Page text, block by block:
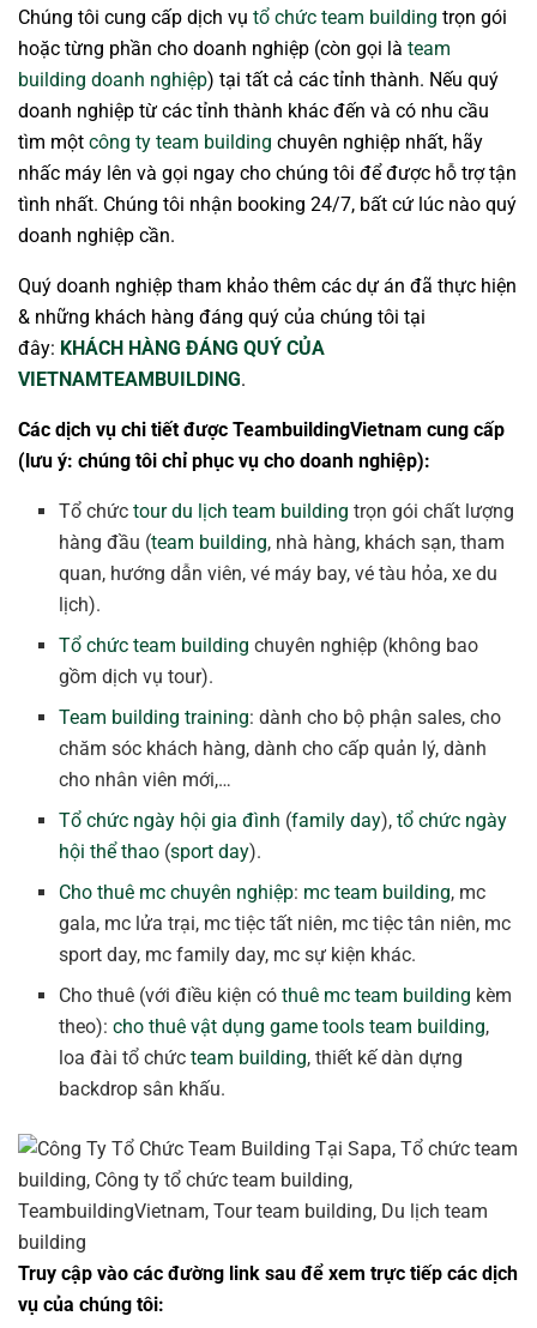
Chúng tôi cung cấp dịch vụ tổ chức team building trọn gói
hoặc từng phần cho doanh nghiệp (còn gọi là team
building doanh nghiệp) tại tất cả các tỉnh thành. Nếu quý
doanh nghiệp từ các tỉnh thành khác đến và có nhu cầu
tìm một công ty team building chuyên nghiệp nhất, hãy
nhấc máy lên và gọi ngay cho chúng tôi để được hỗ trợ tận
tình nhất. Chúng tôi nhận booking 24/7, bất cứ lúc nào quý
doanh nghiệp cần.
Quý doanh nghiệp tham khảo thêm các dự án đã thực hiện
& những khách hàng đáng quý của chúng tôi tại
đây: KHÁCH HÀNG ĐÁNG QUÝ CỦA
VIETNAMTEAMBUILDING.
Các dịch vụ chi tiết được TeambuildingVietnam cung cấp
(lưu ý: chúng tôi chỉ phục vụ cho doanh nghiệp):
Tổ chứctour du lịch team building trọn gói chất lượng
hàng đầu (team building, nhà hàng, khách sạn, tham
quan, hướng dẫn viên, vé máy bay, vé tàu hỏa, xe du
lịch).
Tổ chức team building chuyên nghiệp (không bao
gồm dịch vụ tour).
Team building training: dành cho bộ phận sales, cho
chăm sóc khách hàng, dành cho cấp quản lý, dành
cho nhân viên mới,…
Tổ chức ngày hội gia đình (family day),tổ chức ngày
hội thể thao (sport day).
Cho thuê mc chuyên nghiệp: mc team building, mc
gala, mc lửa trại, mc tiệc tất niên, mc tiệc tân niên, mc
sport day, mc family day, mc sự kiện khác.
Cho thuê (với điều kiện cóthuê mc team building kèm
theo):cho thuê vật dụng game tools team building,
loa đài tổ chứcteam building, thiết kế dàn dựng
backdrop sân khấu.
Truy cập vào các đường link sau để xem trực tiếp các dịch
vụ của chúng tôi: